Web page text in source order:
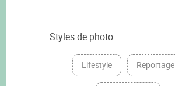
Styles de photo
Lifestyle Reportage